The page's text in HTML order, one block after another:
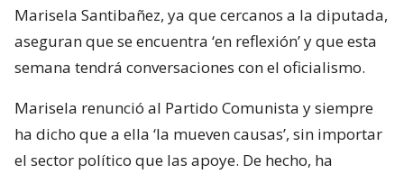
Marisela Santibañez, ya que cercanos a la diputada,
aseguran que se encuentra ‘en reflexión’ y que esta
semana tendrá conversaciones con el oficialismo.
Marisela renunció al Partido Comunista y siempre
ha dicho que a ella ‘la mueven causas’, sin importar
el sector político que las apoye. De hecho, ha